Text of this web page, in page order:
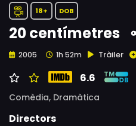
18+ DOB
20 centímetres
2005 1h 52m Tràiler
6.6
Comèdia, Dramàtica
Directors